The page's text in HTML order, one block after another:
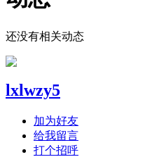
还没有相关动态
lxlwzy5
加为好友
给我留言
打个招呼